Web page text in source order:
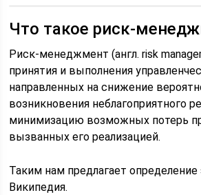
Что такое риск-
Риск-менеджмент (англ. risk
принятия и выполнения
направленных на снижение
возникновения неблагоприятного
минимизацию возможных потерь
вызванных его реализацией.
Таким нам предлагает определение
Википедия.